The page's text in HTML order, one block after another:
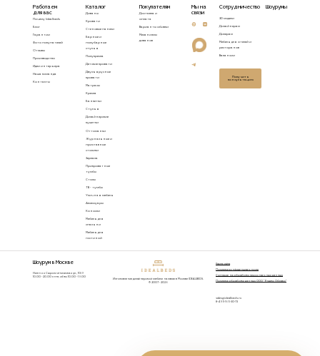
Работаем
для вас
Почему Idealbeds
Блог
Гарантии
Фото покупателей
Отзывы
Производство
Идеи интерьера
Наша команда
Контакты
Каталог
Диваны
Кровати
Стеновые панели
Барные и
полубарные
стулья
Полукресла
Детские кровати
Двухъярусные
кровати
Матрасы
Кресла
Банкетки
Стулья
Дизайнерские
кушетки
Оттоманки
Журнальные и
приставные
столики
Зеркала
Прикроватные
тумбы
Столы
ТВ - тумбы
Уличная мебель
Аксессуары
Консоли
Мебель для
спальни
Мебель для
гостиной
Покупателям
Доставка и
оплата
Варианты обивки
Механизмы
диванов
Мы на
связи
Сотрудничество
3D модели
Дизайнерам
Дилерам
Мебель для отелей и
ресторанов
Вакансии
Получить
консультацию
Шоурумы
Шоурум в Москве
Нижняя Сыромятническая ул., 10/9
10.00 - 20.00 пн-пт, сб-вс 10.00 - 19.00
Изготовление дизайнерской мебели на заказ в Москве IDEALBEDS.
© 2007 - 2026
Карта сайта
Политика конфиденциальности
Согласие на обработку персональных данных
Политика обработки данных ООО "Яндекс Облако"
sales@idealbeds.ru
8-495-165-30-73